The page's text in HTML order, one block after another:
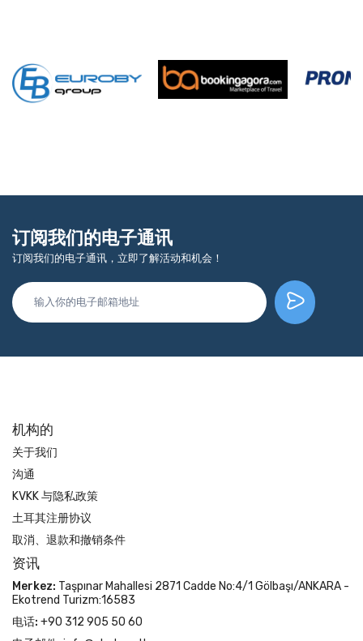
订阅我们的电子通讯
订阅我们的电子通讯，立即了解活动和机会！
机构的
关于我们
沟通
KVKK 与隐私政策
土耳其注册协议
取消、退款和撤销条件
资讯
Merkez: Taşpınar Mahallesi 2871 Cadde No:4/1 Gölbaşı/ANKARA -
Ekotrend Turizm:16583
电话: +90 312 905 50 60